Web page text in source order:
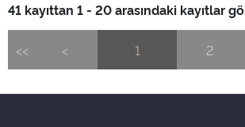
41 kayıttan 1 - 20 arasındaki kayıtlar
<< < 1 2